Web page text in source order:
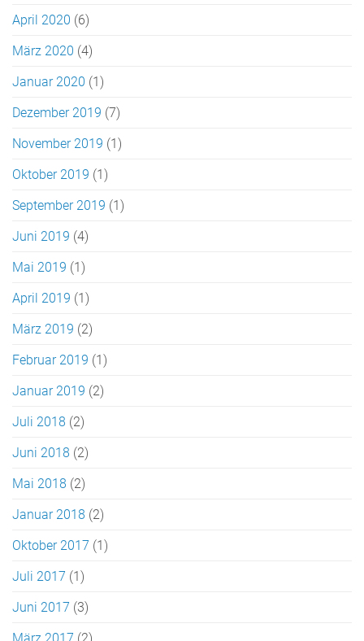
April 2020 (6)
März 2020 (4)
Januar 2020 (1)
Dezember 2019 (7)
November 2019 (1)
Oktober 2019 (1)
September 2019 (1)
Juni 2019 (4)
Mai 2019 (1)
April 2019 (1)
März 2019 (2)
Februar 2019 (1)
Januar 2019 (2)
Juli 2018 (2)
Juni 2018 (2)
Mai 2018 (2)
Januar 2018 (2)
Oktober 2017 (1)
Juli 2017 (1)
Juni 2017 (3)
März 2017 (2)